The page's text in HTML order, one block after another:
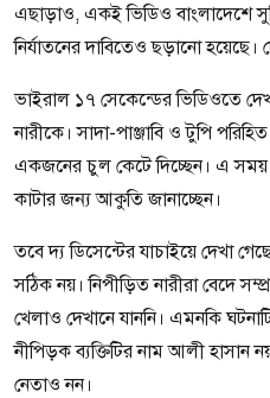
এছাড়াও, একই ভিডিও বাংলাদেশে
নির্যাতনের দাবিতেও ছড়ানো হয়েছে।
ভাইরাল ১৭ সেকেন্ডের ভিডিওতে
নারীকে। সাদা-পাঞ্জাবি ও টুপি
একজনের চুল কেটে দিচ্ছেন। এ সময়
কাটার জন্য আকুতি জানাচ্ছেন।
তবে দ্য ডিসেন্টের যাচাইয়ে দেখা
সঠিক নয়। নিপীড়িত নারীরা বেদে
খেলাও দেখানে যাননি। এমনকি
নীপিড়ক ব্যক্তিটির নাম আলী হাসান
নেতাও নন।